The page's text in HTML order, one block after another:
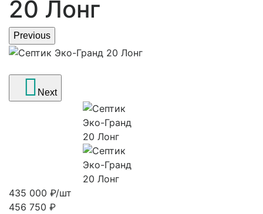
20 Лонг
Previous
Next
435 000 ₽/шт
456 750 ₽